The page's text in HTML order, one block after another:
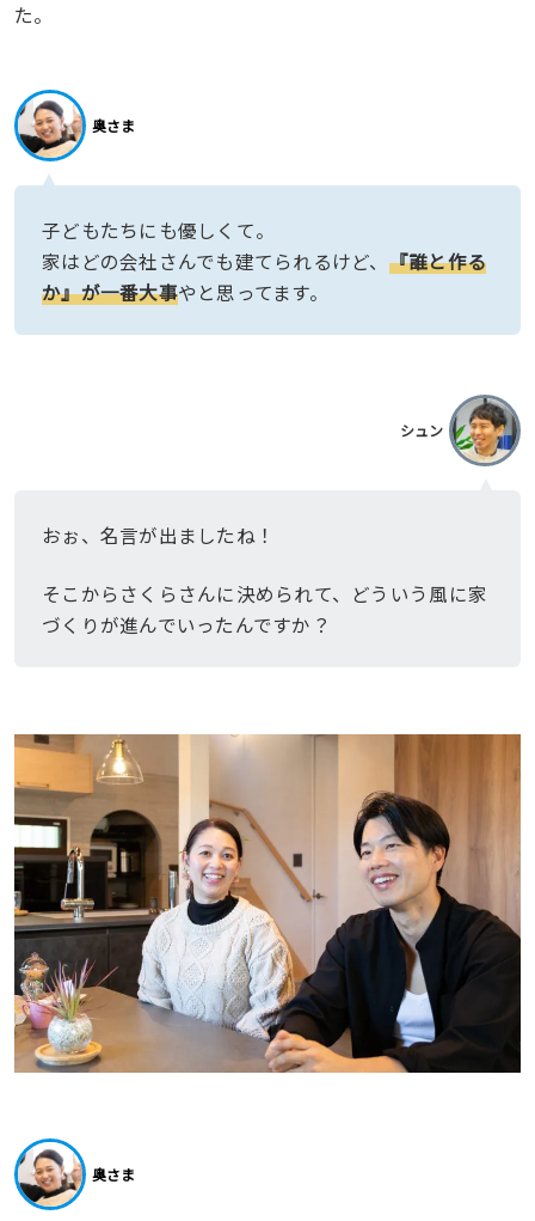
た。
奥さま
子どもたちにも優しくて。
家はどの会社さんでも建てられるけど、 『誰と作る
か』が一番大事やと思ってます。
シュン
おぉ、名言が出ましたね！
そこからさくらさんに決められて、どういう風に家
づくりが進んでいったんですか？
奥さま